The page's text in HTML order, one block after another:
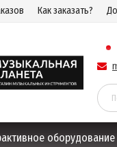
Как заказать?
оборудование